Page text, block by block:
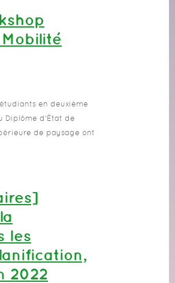
en deuxième
d’État de
de paysage ont
les
2022